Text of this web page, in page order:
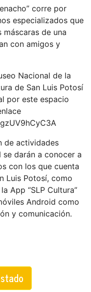
corre por
especializados que
de una
con amigos y
Nacional de la
de San Luis Potosí
por este espacio
de actividades
darán a conocer a
con los que cuenta
Luis Potosí, como
App “SLP Cultura”
Android como
y comunicación.